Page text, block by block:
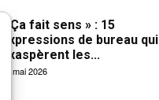
« Ça fait sens » : 15
expressions de bureau qui
exaspèrent les...
27 mai 2026